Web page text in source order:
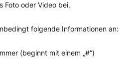
Foto oder Video bei.
folgende Informationen an:
(beginnt mit einem „#“)